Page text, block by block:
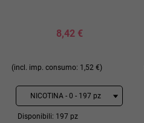
8,42 €
(incl. imp. consumo: 1,52 €)
Disponibili: 197 pz